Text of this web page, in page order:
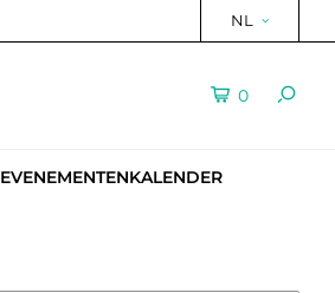
NL
0
EVENEMENTENKALENDER